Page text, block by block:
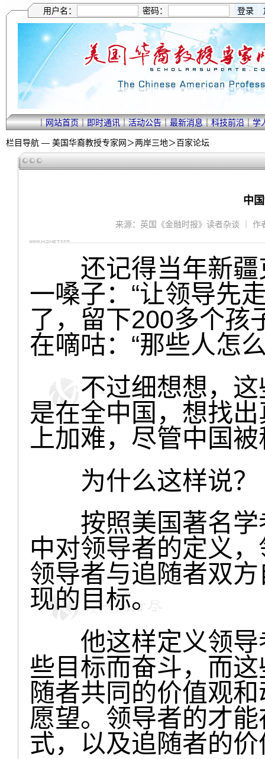
用户名： 密码：
｜网站首页｜即时通讯｜活动公告｜最新消息｜科技前沿｜学
栏目导航 — 美国华裔教授专家网＞两岸三地＞百家论坛
中
来源：英国《金融时报》读者杂谈 ｜
还记得当年新疆
一嗓子：“让领导先
了，留下200多个孩
在嘀咕：“那些人怎
不过细想想，这
是在全中国，想找
上加难，尽管中国
为什么这样说？
按照美国著名学
中对领导者的定义
领导者与追随者双
现的目标。
他这样定义领导
些目标而奋斗，而
随者共同的价值观
愿望。领导者的才
式，以及追随者的